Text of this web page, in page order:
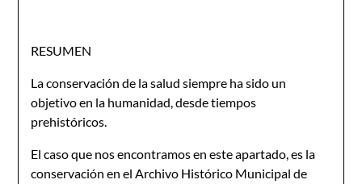
RESUMEN
La conservación de la salud siempre ha sido un
objetivo en la humanidad, desde tiempos
prehistóricos.
El caso que nos encontramos en este apartado, es la
conservación en el Archivo Histórico Municipal de